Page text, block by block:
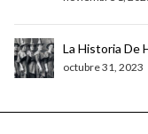
La Historia De
octubre 31, 2023